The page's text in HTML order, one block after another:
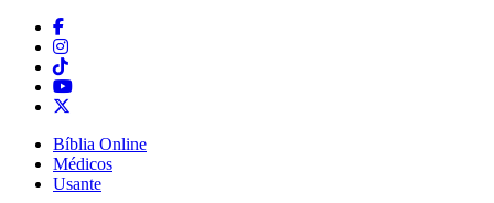
Bíblia Online
Médicos
Usante